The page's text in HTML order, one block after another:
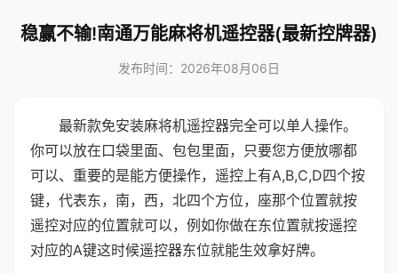
稳赢不输!南通万能麻将机遥控器(最新控牌器)
发布时间：2026年08月06日
最新款免安装麻将机遥控器完全可以单人操作。
你可以放在口袋里面、包包里面，只要您方便放哪都
可以、重要的是能方便操作，遥控上有A,B,C,D四个按
键，代表东，南，西，北四个方位，座那个位置就按
遥控对应的位置就可以，例如你做在东位置就按遥控
对应的A键这时候遥控器东位就能生效拿好牌。